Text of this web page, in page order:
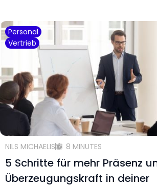
Personal
Vertrieb
NILS MICHAELIS 8 MINUTES
5 Schritte für mehr Präsenz
Überzeugungskraft in deiner